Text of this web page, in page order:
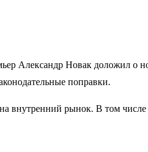
Александр Новак доложил о
поправки.
рынок. В том числе